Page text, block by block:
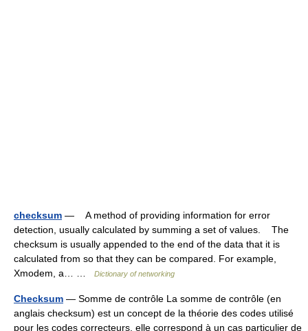
checksum — A method of providing information for error
detection, usually calculated by summing a set of values. The
checksum is usually appended to the end of the data that it is
calculated from so that they can be compared. For example,
Xmodem, a… …
Dictionary of networking
Checksum — Somme de contrôle La somme de contrôle (en
anglais checksum) est un concept de la théorie des codes utilisé
pour les codes correcteurs, elle correspond à un cas particulier de